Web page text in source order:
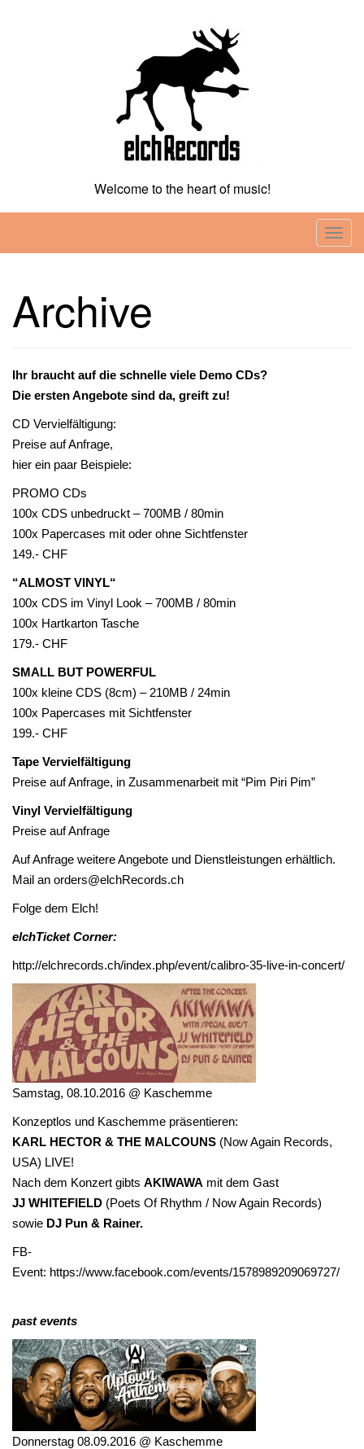
Welcome to the heart of music!
T
o
Archive
Ihr braucht auf die schnelle viele Demo CDs?
Die ersten Angebote sind da, greift zu!
CD Vervielfältigung:
Preise auf Anfrage,
hier ein paar Beispiele:
PROMO CDs
100x CDS unbedruckt – 700MB / 80min
100x Papercases mit oder ohne Sichtfenster
149.- CHF
“ALMOST VINYL“
100x CDS im Vinyl Look – 700MB / 80min
100x Hartkarton Tasche
179.- CHF
SMALL BUT POWERFUL
100x kleine CDS (8cm) – 210MB / 24min
100x Papercases mit Sichtfenster
199.- CHF
Tape Vervielfältigung
Preise auf Anfrage, in Zusammenarbeit mit “Pim Piri Pim”
Vinyl Vervielfältigung
Preise auf Anfrage
Auf Anfrage weitere Angebote und Dienstleistungen erhältlich.
Mail an orders@elchRecords.ch
Folge dem Elch!
elchTicket Corner:
http://elchrecords.ch/index.php/event/calibro-35-live-in-concert/
Samstag, 08.10.2016 @ Kaschemme
Konzeptlos und Kaschemme präsentieren:
KARL HECTOR & THE MALCOUNS (Now Again Records,
USA) LIVE!
Nach dem Konzert gibts AKIWAWA mit dem Gast
JJ WHITEFIELD (Poets Of Rhythm / Now Again Records)
sowie DJ Pun & Rainer.
FB-
Event: https://www.facebook.com/events/1578989209069727/
past events
Donnerstag 08.09.2016 @ Kaschemme